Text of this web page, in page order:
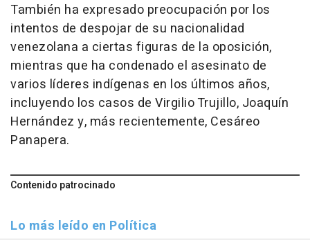
También ha expresado preocupación por los
intentos de despojar de su nacionalidad
venezolana a ciertas figuras de la oposición,
mientras que ha condenado el asesinato de
varios líderes indígenas en los últimos años,
incluyendo los casos de Virgilio Trujillo, Joaquín
Hernández y, más recientemente, Cesáreo
Panapera.
Contenido patrocinado
Lo más leído en Política